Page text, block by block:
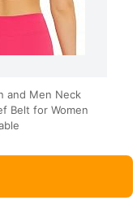
and Men Neck
Belt for Women